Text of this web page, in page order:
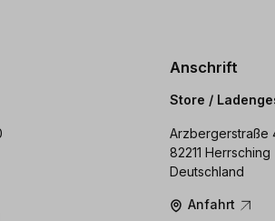
Anschrift
Store /
Arzbergerstraße
82211 Herrsching
Deutschland
Anfahrt